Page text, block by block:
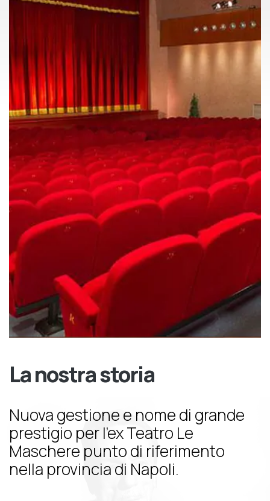
La nostra storia
Nuova gestione e nome di grande
prestigio per l’ex Teatro Le
Maschere punto di riferimento
nella provincia di Napoli.